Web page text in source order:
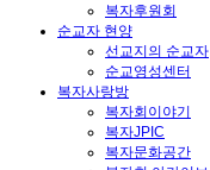
복자후원회
순교자 현양
선교지의 순교자
순교영성센터
복자사랑방
복자회이야기
복자JPIC
복자문화공간